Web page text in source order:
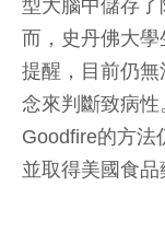
型大腦中儲存
而，史丹佛大
提醒，目前仍
念來判斷致病性
Goodfire的方法
並取得美國食品